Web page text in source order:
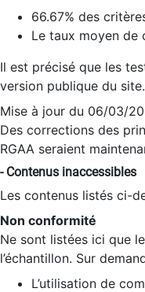
66.67% des
Le taux moyen de
Il est précisé que les
version publique du site.
Mise à jour du 06/03/
Des corrections des
RGAA seraient
- Contenus inaccessibles
Les contenus listés ci-
Non conformité
Ne sont listées ici que
l’échantillon. Sur
L’utilisation de